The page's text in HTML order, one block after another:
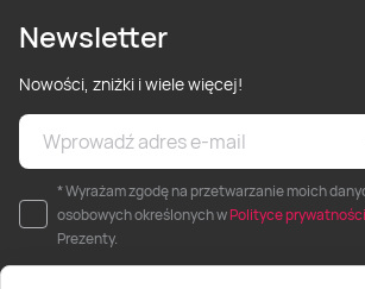
Newsletter
Nowości, zniżki i wiele więcej!
* Wyrażam zgodę na przetwarzanie moich
osobowych określonych wPolityce prywatności
Prezenty.